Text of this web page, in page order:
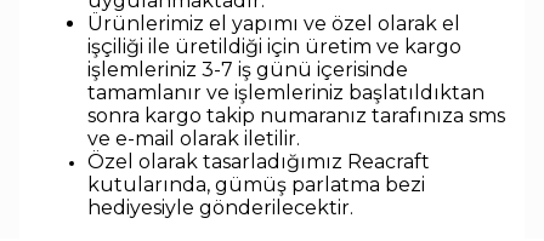
Ürünlerimiz el yapımı ve özel olarak el
işçiliği ile üretildiği için üretim ve kargo
işlemleriniz 3-7 iş günü içerisinde
tamamlanır ve işlemleriniz başlatıldıktan
sonra kargo takip numaranız tarafınıza sms
ve e-mail olarak iletilir.
Özel olarak tasarladığımız Reacraft
kutularında, gümüş parlatma bezi
hediyesiyle gönderilecektir.